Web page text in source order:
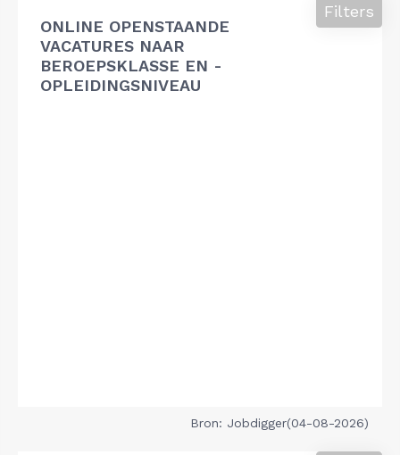
ONLINE OPENSTAANDE
VACATURES NAAR
BEROEPSKLASSE EN -
OPLEIDINGSNIVEAU
Filters
Bron: Jobdigger(04-08-2026)